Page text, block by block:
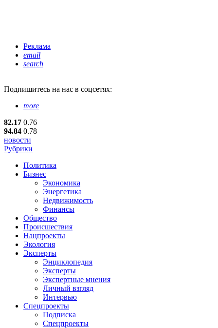
Реклама
email
search
Подпишитесь на нас в соцсетях:
more
82.17 0.76
94.84 0.78
новости
Рубрики
Политика
Бизнес
Экономика
Энергетика
Недвижимость
Финансы
Общество
Происшествия
Нацпроекты
Экология
Эксперты
Энциклопедия
Эксперты
Экспертные мнения
Личный взгляд
Интервью
Спецпроекты
Подписка
Спецпроекты